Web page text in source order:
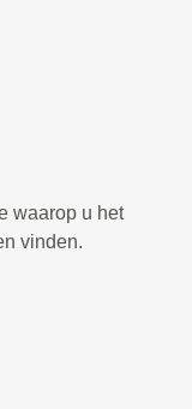
waarop u het
vinden.